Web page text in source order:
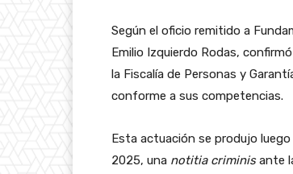
Según el oficio remitido a
Emilio Izquierdo Rodas,
la Fiscalía de Personas y
conforme a sus competencias.
Esta actuación se produjo
2025, una notitia criminisante